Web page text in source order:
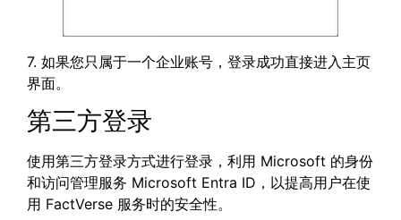
7. 如果您只属于一个企业账号，登录成功直接进入主页
界面。
第三方登录
使用第三方登录方式进行登录，利用 Microsoft 的身份
和访问管理服务 Microsoft Entra ID，以提高用户在使
用 FactVerse 服务时的安全性。